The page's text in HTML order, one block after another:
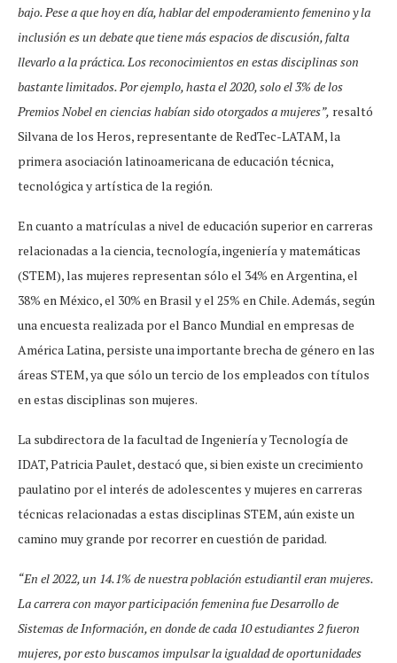
bajo. Pese a que hoy en día, hablar del empoderamiento femenino y la
inclusión es un debate que tiene más espacios de discusión, falta
llevarlo a la práctica. Los reconocimientos en estas disciplinas son
bastante limitados. Por ejemplo, hasta el 2020, solo el 3% de los
Premios Nobel en ciencias habían sido otorgados a mujeres”, resaltó
Silvana de los Heros, representante de RedTec-LATAM, la
primera asociación latinoamericana de educación técnica,
tecnológica y artística de la región.
En cuanto a matrículas a nivel de educación superior en carreras
relacionadas a la ciencia, tecnología, ingeniería y matemáticas
(STEM), las mujeres representan sólo el 34% en Argentina, el
38% en México, el 30% en Brasil y el 25% en Chile. Además, según
una encuesta realizada por el Banco Mundial en empresas de
América Latina, persiste una importante brecha de género en las
áreas STEM, ya que sólo un tercio de los empleados con títulos
en estas disciplinas son mujeres.
La subdirectora de la facultad de Ingeniería y Tecnología de
IDAT, Patricia Paulet, destacó que, si bien existe un crecimiento
paulatino por el interés de adolescentes y mujeres en carreras
técnicas relacionadas a estas disciplinas STEM, aún existe un
camino muy grande por recorrer en cuestión de paridad.
“En el 2022, un 14.1% de nuestra población estudiantil eran mujeres.
La carrera con mayor participación femenina fue Desarrollo de
Sistemas de Información, en donde de cada 10 estudiantes 2 fueron
mujeres, por esto buscamos impulsar la igualdad de oportunidades